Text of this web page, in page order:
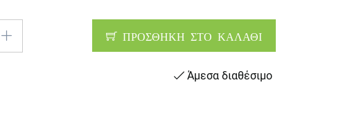
ΠΡΟΣΘΗΚΗ ΣΤΟ ΚΑΛΑΘΙ
Άμεσα διαθέσιμο